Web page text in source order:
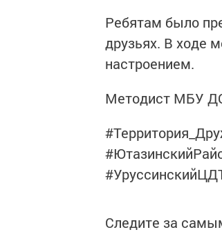
Ребятам было
друзьях. В ходе
настроением.
Методист МБУ
Следите за